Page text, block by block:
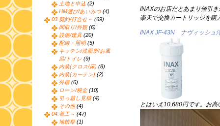
INAXのお店だとあまり値引
楽天で交換カートリッジを購
INAX JF-43N ナヴィッシュ
とはいえ10,680円です。お高
土地と申込 (2)
HM選び/あいみつ (4)
03.契約/打合せ～ (69)
間取り/外観 (6)
設備/建具 (20)
配線・照明(5)
キッチン/洗面所/お風
呂/トイレ (9)
内装(クロス/床) (8)
内装(カーテン) (2)
外構(6)
ローン/税金(10)
引っ越し見積(4)
その他 (4)
04.着工～ (47)
地鎮祭 (1)